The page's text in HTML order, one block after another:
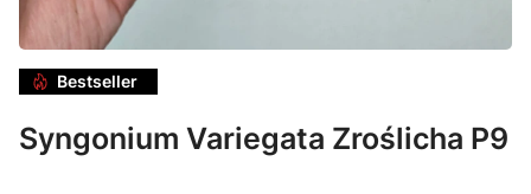
Bestseller
Syngonium Variegata Zroślicha P9